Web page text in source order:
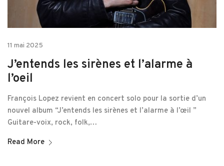
11 mai 2025
J’entends les sirènes et l’alarme à
l’oeil
François Lopez revient en concert solo pour la sortie d’un
nouvel album “J’entends les sirènes et l’alarme à l’œil ”
Guitare-voix, rock, folk,…
Read More